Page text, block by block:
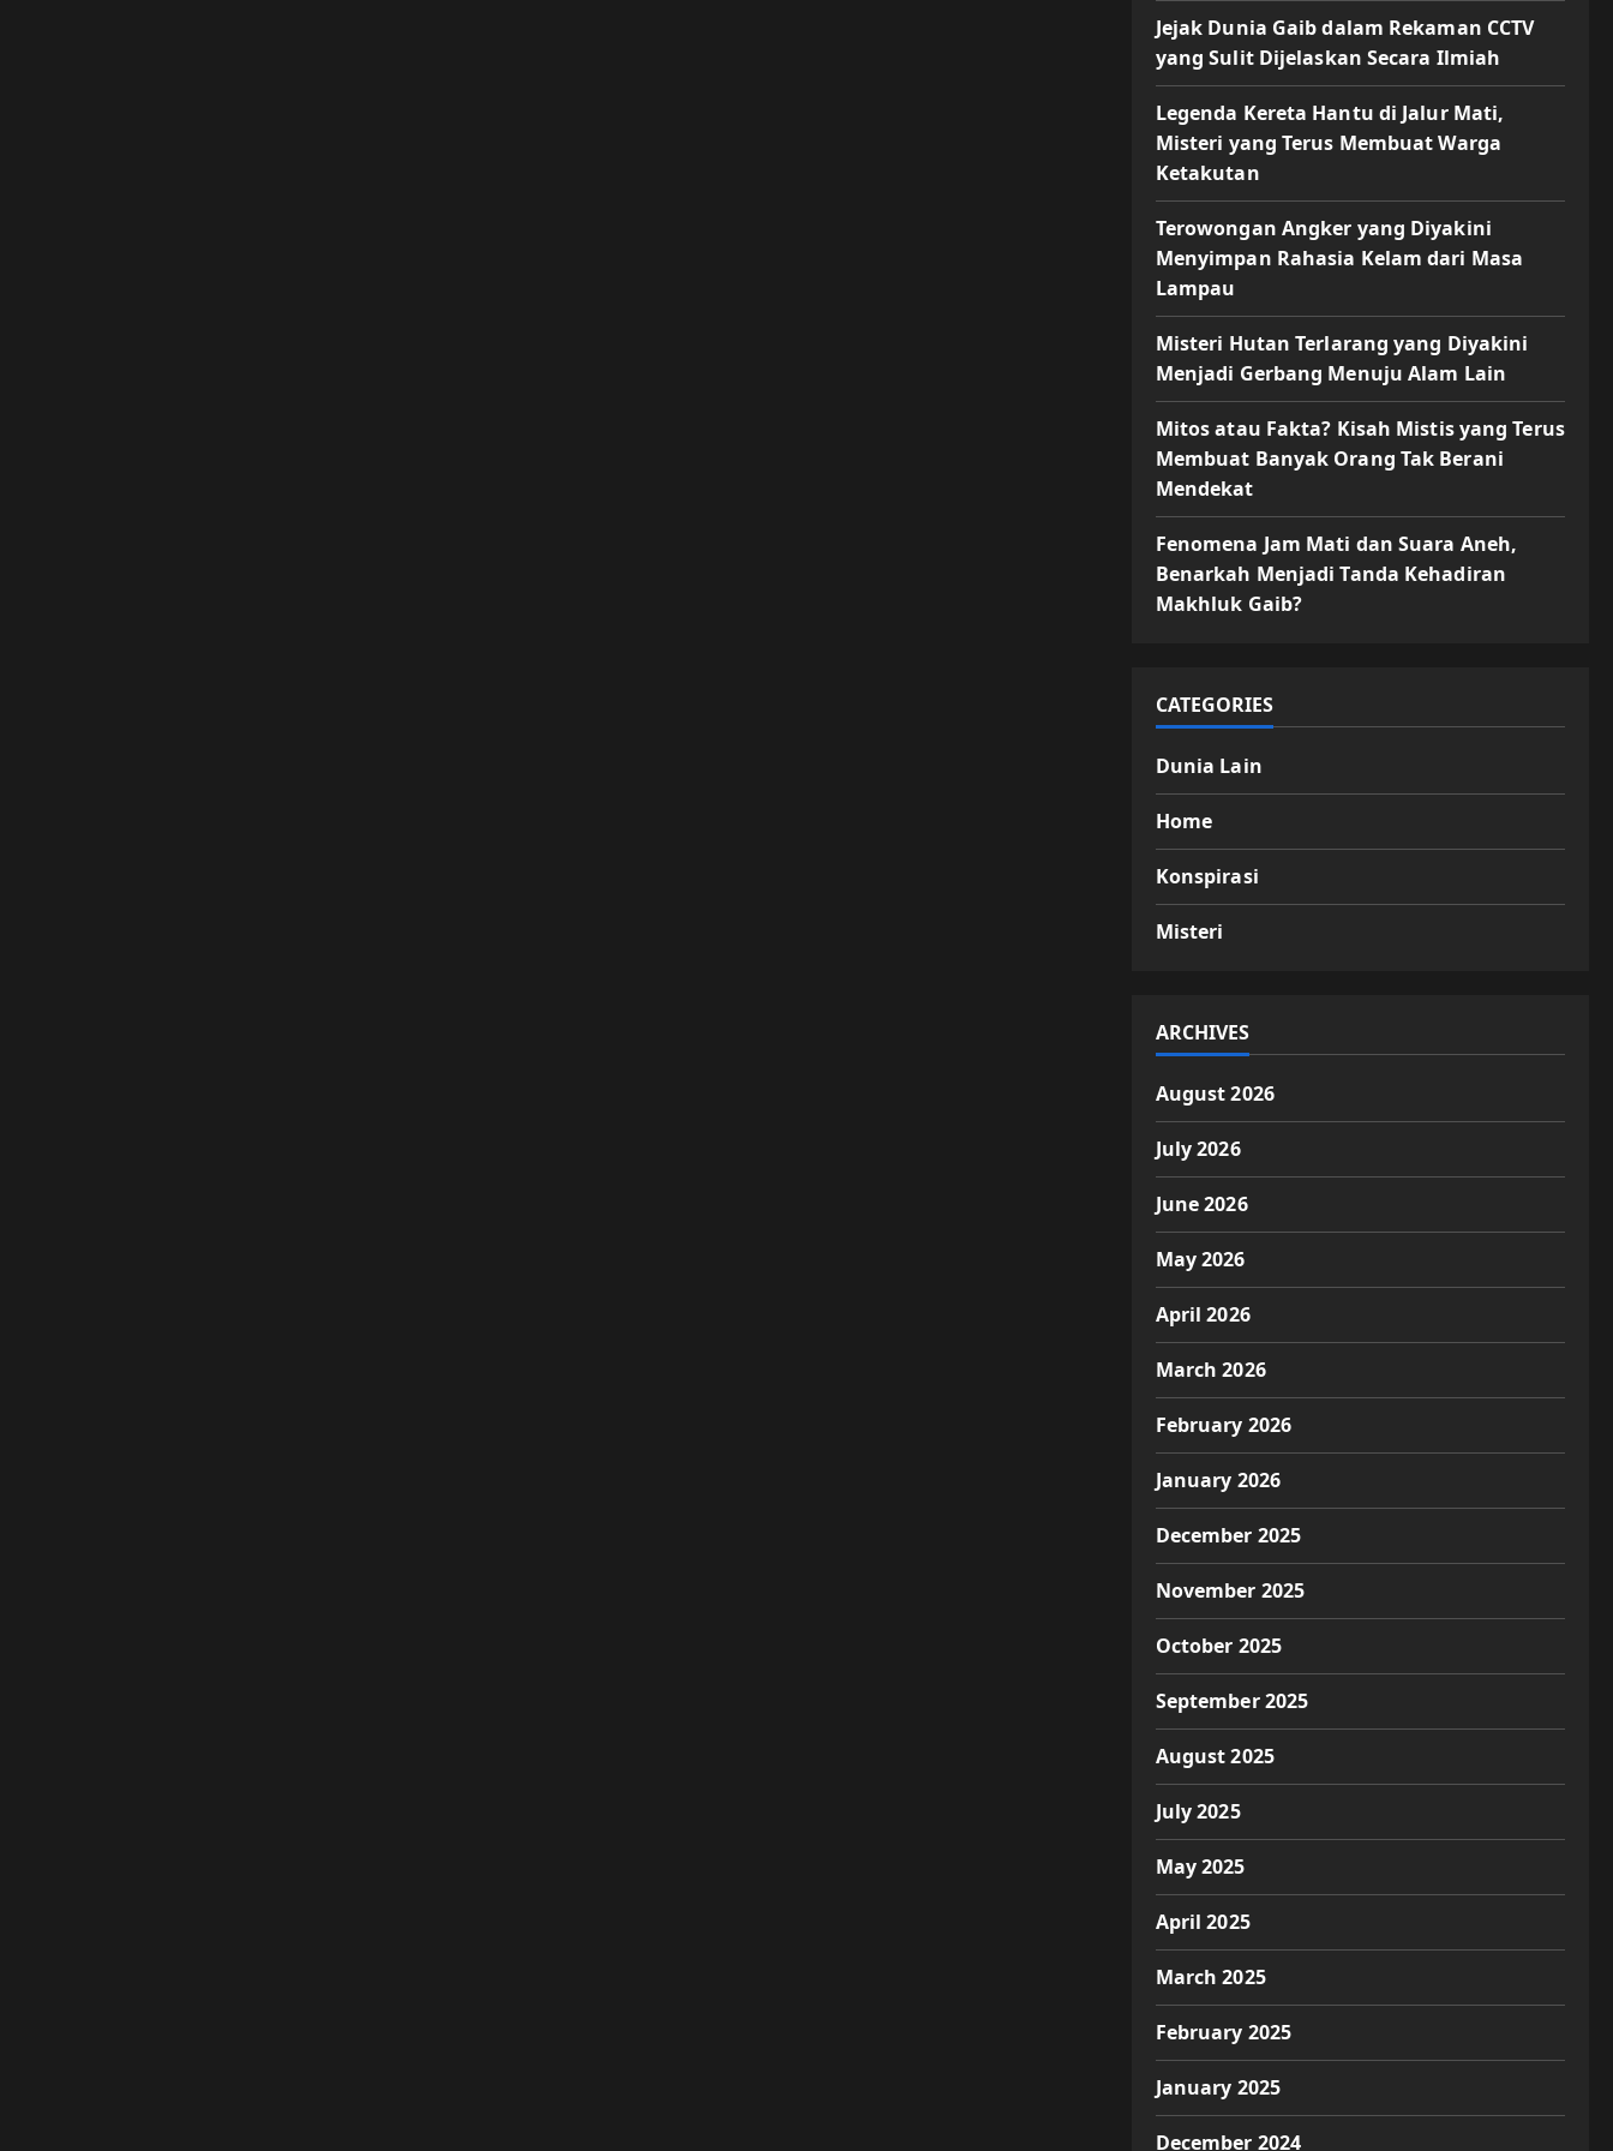
Jejak Dunia Gaib dalam Rekaman CCTV
yang Sulit Dijelaskan Secara Ilmiah
Legenda Kereta Hantu di Jalur Mati,
Misteri yang Terus Membuat Warga
Ketakutan
Terowongan Angker yang Diyakini
Menyimpan Rahasia Kelam dari Masa
Lampau
Misteri Hutan Terlarang yang Diyakini
Menjadi Gerbang Menuju Alam Lain
Mitos atau Fakta? Kisah Mistis yang Terus
Membuat Banyak Orang Tak Berani
Mendekat
Fenomena Jam Mati dan Suara Aneh,
Benarkah Menjadi Tanda Kehadiran
Makhluk Gaib?
CATEGORIES
Dunia Lain
Home
Konspirasi
Misteri
ARCHIVES
August 2026
July 2026
June 2026
May 2026
April 2026
March 2026
February 2026
January 2026
December 2025
November 2025
October 2025
September 2025
August 2025
July 2025
May 2025
April 2025
March 2025
February 2025
January 2025
December 2024